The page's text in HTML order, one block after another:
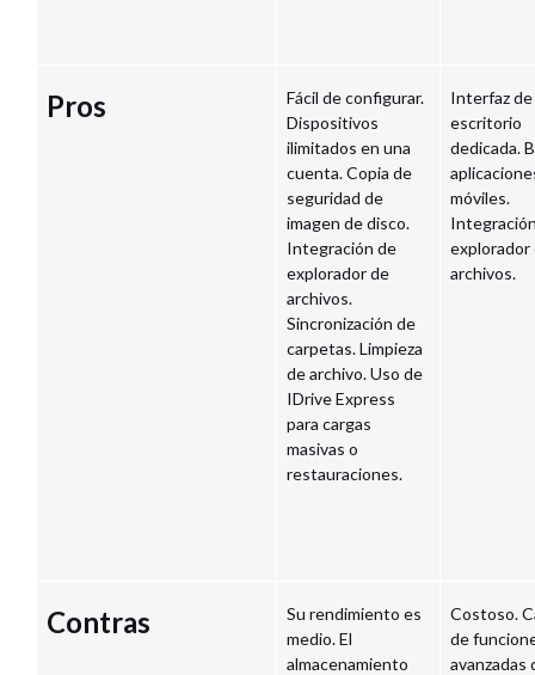
Pros
Fácil de configurar.
Dispositivos
ilimitados en una
cuenta. Copia de
seguridad de
imagen de disco.
Integración de
explorador de
archivos.
Sincronización de
carpetas. Limpieza
de archivo. Uso de
IDrive Express
para cargas
masivas o
restauraciones.
Interfaz de
escritorio
dedicada.
móviles.
explorador
archivos.
Contras
Su rendimiento es
medio. El
almacenamiento
Costoso.
de
avanzadas